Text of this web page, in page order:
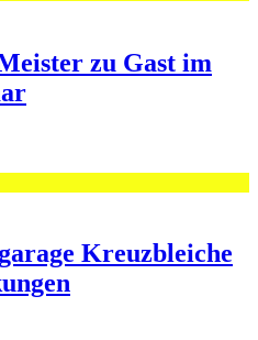
zu Gast im
Kreuzbleiche